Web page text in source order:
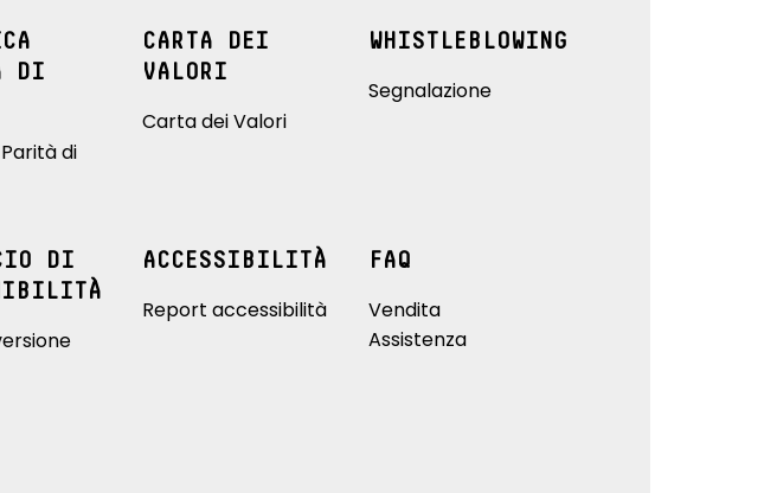
DI
di
CARTA DEI
VALORI
Carta dei Valori
WHISTLEBLOWING
Segnalazione
DI
ACCESSIBILITÀ
Report accessibilità
FAQ
Vendita
Assistenza